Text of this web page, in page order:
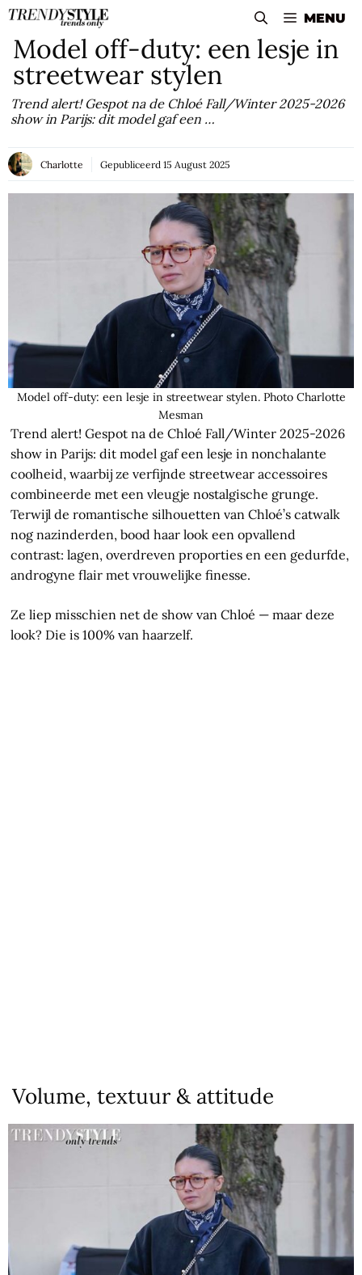
Skip
content
MENU
Model off-duty: een lesje in
streetwear stylen
Trend alert! Gespot na de Chloé Fall/Winter 2025-2026
show in Parijs: dit model gaf een …
Charlotte Gepubliceerd 15 August 2025
Model off-duty: een lesje in streetwear stylen. Photo Charlotte
Mesman
Trend alert! Gespot na de Chloé Fall/Winter 2025-2026
show in Parijs: dit model gaf een lesje in nonchalante
coolheid, waarbij ze verfijnde streetwear accessoires
combineerde met een vleugje nostalgische grunge.
Terwijl de romantische silhouetten van Chloé’s catwalk
nog nazinderden, bood haar look een opvallend
contrast: lagen, overdreven proporties en een gedurfde,
androgyne flair met vrouwelijke finesse.
Ze liep misschien net de show van Chloé — maar deze
look? Die is 100% van haarzelf.
Volume, textuur & attitude